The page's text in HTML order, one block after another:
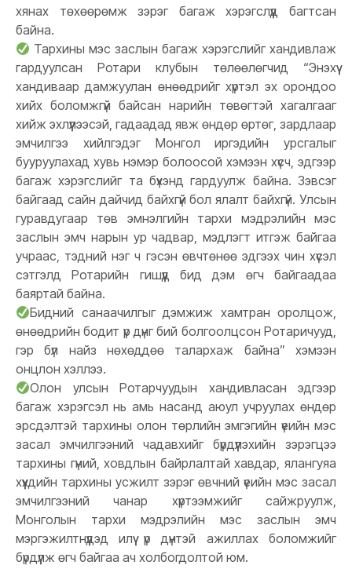
хянах төхөөрөмж зэрэг багаж хэрэгслүүд багтсан
байна.
Тархины мэс заслын багаж хэрэгслийг хандивлаж
гардуулсан Ротари клубын төлөөлөгчид “Энэхүү
хандиваар дамжуулан өнөөдрийг хүртэл эх орондоо
хийх боломжгүй байсан нарийн төвөгтэй хагалгааг
хийж эхлүүлээсэй, гадаадад явж өндөр өртөг, зардлаар
эмчилгээ хийлгэдэг Монгол иргэдийн урсгалыг
бууруулахад хувь нэмэр болоосой хэмээн хүсч, эдгээр
багаж хэрэгслийг та бүхэнд гардуулж байна. Зэвсэг
байгаад сайн дайчид байхгүй бол ялалт байхгүй. Улсын
гуравдугаар төв эмнэлгийн тархи мэдрэлийн мэс
заслын эмч нарын ур чадвар, мэдлэгт итгэж байгаа
учраас, тэдний нэг ч гэсэн өвчтөнөө эдгээх чин хүсэл
сэтгэлд Ротарийн гишүүд бид дэм өгч байгаадаа
баяртай байна.
Бидний санаачилгыг дэмжиж хамтран оролцож,
өнөөдрийн бодит үр дүнг бий болгоолцсон Ротаричууд,
гэр бүл найз нөхөддөө талархаж байна” хэмээн
онцлон хэллээ.
Олон улсын Ротарчуудын хандивласан эдгээр
багаж хэрэгсэл нь амь насанд аюул учруулах өндөр
эрсдэлтэй тархины олон төрлийн эмгэгийн үеийн мэс
засал эмчилгээний чадавхийг бүрдүүлэхийн зэрэгцээ
тархины гүний, ховдлын байрлалтай хавдар, ялангуяа
хүүхдийн тархины усжилт зэрэг өвчний үеийн мэс засал
эмчилгээний чанар хүртээмжийг сайжруулж,
Монголын тархи мэдрэлийн мэс заслын эмч
мэргэжилтнүүдэд илүү үр дүнтэй ажиллах боломжийг
бүрдүүлж өгч байгаа ач холбогдолтой юм.